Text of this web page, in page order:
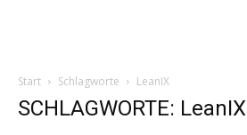
Start Schlagworte LeanIX
SCHLAGWORTE: LeanIX